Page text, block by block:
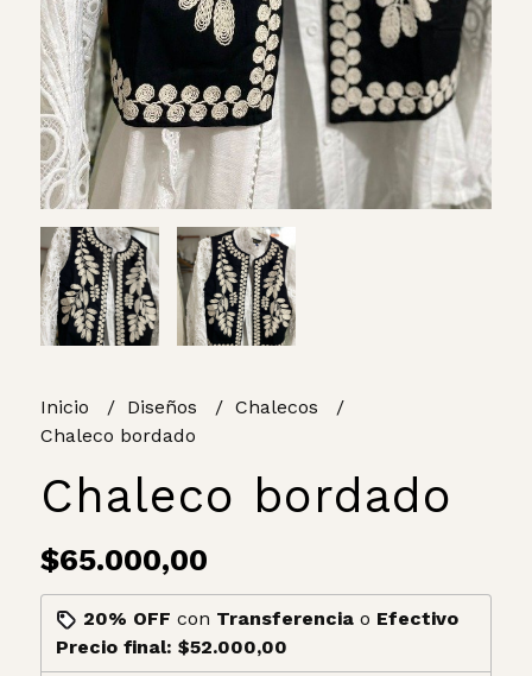
Inicio Diseños
Chalecos
Chaleco bordado
Chaleco bordado
$65.000,00
20% OFF con Transferenciao Efectivo
Precio final: $52.000,00